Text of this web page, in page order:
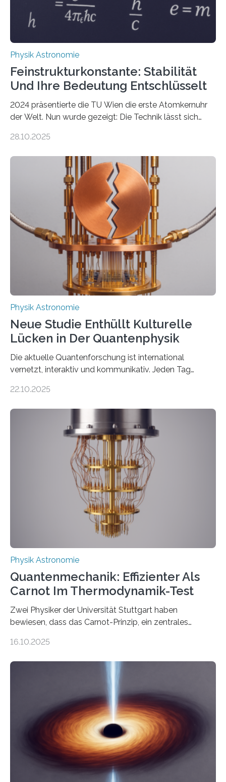
Physik Astronomie
Feinstrukturkonstante: Stabilität
Und Ihre Bedeutung Entschlüsselt
2024 präsentierte die TU Wien die erste Atomkernuhr
der Welt. Nun wurde gezeigt: Die Technik lässt sich
fundamentalen Physik nachzugehen. Thorium-
Messungen verwenden. Das hatte man jahrzehntelang
vermutet, weltweit war nach den passenden
Atomkern-Zuständen gesucht worden, 2024 gelang
einem Team der TU Wien mit Unterstützung
internationaler Partner der entscheidende Durchbruch:
Der lange diskutierte Thorium-Kernübergang wurde
gefunden. Kurz darauf konnte man zeigen, dass sich
Thorium tatsächlich nutzen lässt, um hochpräzise…
28.10.2025
Physik Astronomie
Neue Studie Enthüllt Kulturelle
Lücken in Der Quantenphysik
Die aktuelle Quantenforschung ist international
vernetzt, interaktiv und kommunikativ. Jeden Tag
oft von Autor*innen, die eng zusammenarbeiten. Neue
werden schnell weiterentwickelt. Dies ist der Alltag in
der Forschung der Quantentheorie, die dieses Jahr 100
Jahre alt geworden ist, weshalb die UNESCO 2025 zum
Internationalen Jahr der Quantenwissenschaft und -
technologie ausgerufen hat. Doch nun hat eine
internationale Forschungsgruppe um den
22.10.2025
Physik Astronomie
Quantenmechanik: Effizienter Als
Carnot Im Thermodynamik-Test
Zwei Physiker der Universität Stuttgart haben
bewiesen, dass das Carnot-Prinzip, ein zentrales
Größenordnung von Atomen gilt, deren physikalische
Quantenmotoren voranbringen. Das
Wissenschaftsjournal Science Advances veröffentlichte
die Herleitung. (DOI: 10.1126/sciadv.adw8462)
Verbrennungsmotoren oder Dampfturbinen sind
Wärmekraftmaschinen: Sie wandeln thermische
Energie in mechanische Bewegung um – oder anders
ausgedrückt, Wärme in Bewegung. In
quantenmechanischen Experimenten ist es in den…
16.10.2025